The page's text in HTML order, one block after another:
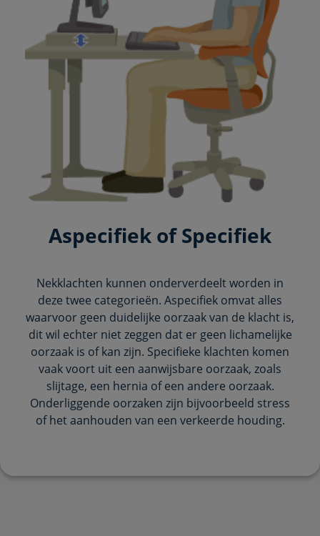
Aspecifiek of Specifiek
Nekklachten kunnen onderverdeelt worden in
deze twee categorieën. Aspecifiek omvat alles
waarvoor geen duidelijke oorzaak van de klacht is,
dit wil echter niet zeggen dat er geen lichamelijke
oorzaak is of kan zijn. Specifieke klachten komen
vaak voort uit een aanwijsbare oorzaak, zoals
slijtage, een hernia of een andere oorzaak.
Onderliggende oorzaken zijn bijvoorbeeld stress
of het aanhouden van een verkeerde houding.